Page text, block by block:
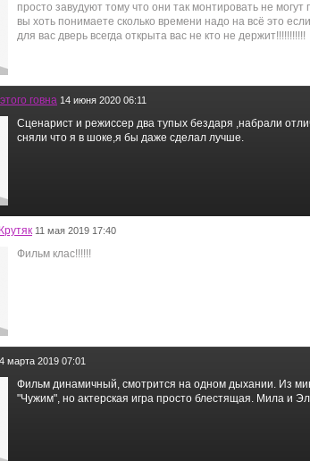
просто завудуют тому что они так монтировать не
вы хоть понимаете сколько времени надо на всё это
для вас дверь всегда открыта вас не кто не держит!!!!!!!!!!!
говна 14 июня 2020 06:11
Сценарист и режиссер два тупых бездаря ,набрали
сняли что я в шоке,я бы даже сделал лучше.
11 мая 2019 17:40
Фильм клас!!!!!!
марта 2019 07:01
Фильм динамичный, смотрится на одном дыхании. Из
"Чужим", но актерская игра просто блестящая. Мила и